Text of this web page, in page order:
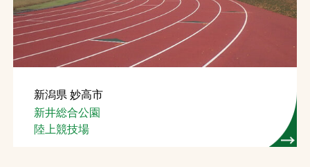
会社概要
採用情報
検索
お問合せ
お取引先の皆様へ
新潟県 妙高市
新井総合公園
陸上競技場